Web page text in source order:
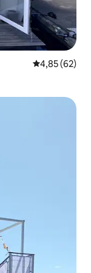
Évaluation
4,85 (62)